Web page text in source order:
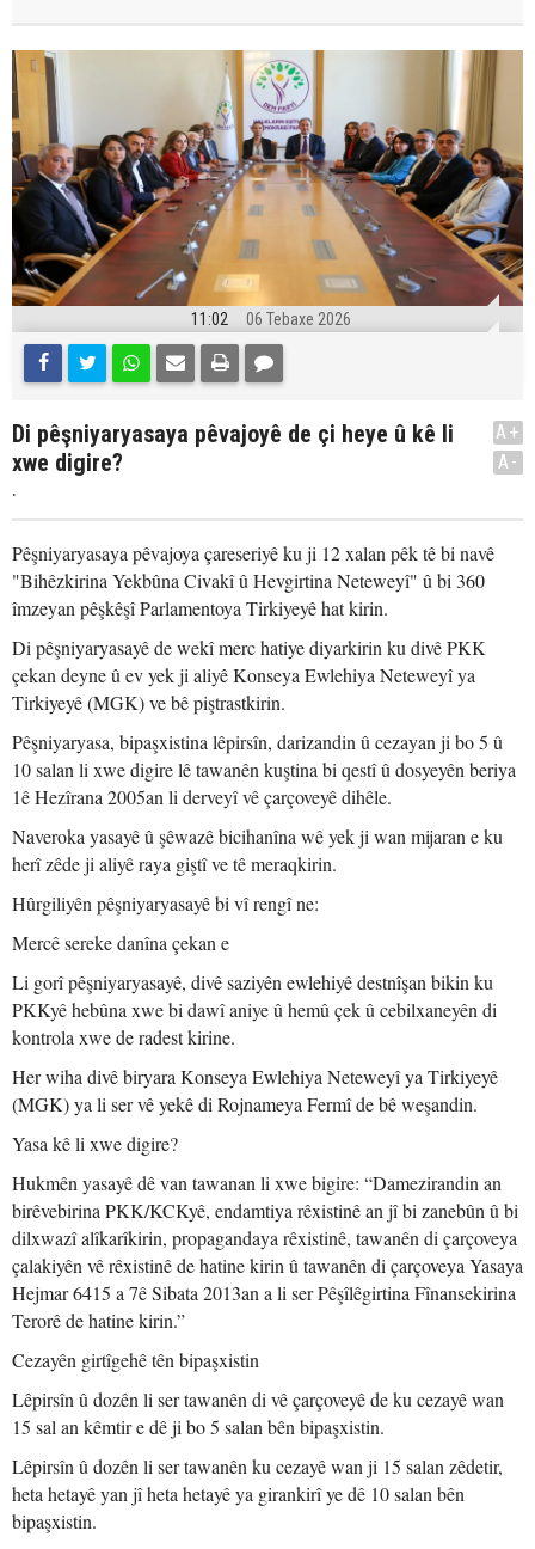
11:02 06 Tebaxe 2026
Di pêşniyaryasaya pêvajoyê de çi heye û kê li
xwe digire?
.
A+
A-
Pêşniyaryasaya pêvajoya çareseriyê ku ji 12 xalan pêk tê bi navê
"Bihêzkirina Yekbûna Civakî û Hevgirtina Neteweyî" û bi 360
îmzeyan pêşkêşî Parlamentoya Tirkiyeyê hat kirin.
Di pêşniyaryasayê de wekî merc hatiye diyarkirin ku divê PKK
çekan deyne û ev yek ji aliyê Konseya Ewlehiya Neteweyî ya
Tirkiyeyê (MGK) ve bê piştrastkirin.
Pêşniyaryasa, bipaşxistina lêpirsîn, darizandin û cezayan ji bo 5 û
10 salan li xwe digire lê tawanên kuştina bi qestî û dosyeyên beriya
1ê Hezîrana 2005an li derveyî vê çarçoveyê dihêle.
Naveroka yasayê û şêwazê bicihanîna wê yek ji wan mijaran e ku
herî zêde ji aliyê raya giştî ve tê meraqkirin.
Hûrgiliyên pêşniyaryasayê bi vî rengî ne:
Mercê sereke danîna çekan e
Li gorî pêşniyaryasayê, divê saziyên ewlehiyê destnîşan bikin ku
PKKyê hebûna xwe bi dawî aniye û hemû çek û cebilxaneyên di
kontrola xwe de radest kirine.
Her wiha divê biryara Konseya Ewlehiya Neteweyî ya Tirkiyeyê
(MGK) ya li ser vê yekê di Rojnameya Fermî de bê weşandin.
Yasa kê li xwe digire?
Hukmên yasayê dê van tawanan li xwe bigire: “Damezirandin an
birêvebirina PKK/KCKyê, endamtiya rêxistinê an jî bi zanebûn û bi
dilxwazî alîkarîkirin, propagandaya rêxistinê, tawanên di çarçoveya
çalakiyên vê rêxistinê de hatine kirin û tawanên di çarçoveya Yasaya
Hejmar 6415 a 7ê Sibata 2013an a li ser Pêşîlêgirtina Fînansekirina
Terorê de hatine kirin.”
Cezayên girtîgehê tên bipaşxistin
Lêpirsîn û dozên li ser tawanên di vê çarçoveyê de ku cezayê wan
15 sal an kêmtir e dê ji bo 5 salan bên bipaşxistin.
Lêpirsîn û dozên li ser tawanên ku cezayê wan ji 15 salan zêdetir,
heta hetayê yan jî heta hetayê ya girankirî ye dê 10 salan bên
bipaşxistin.